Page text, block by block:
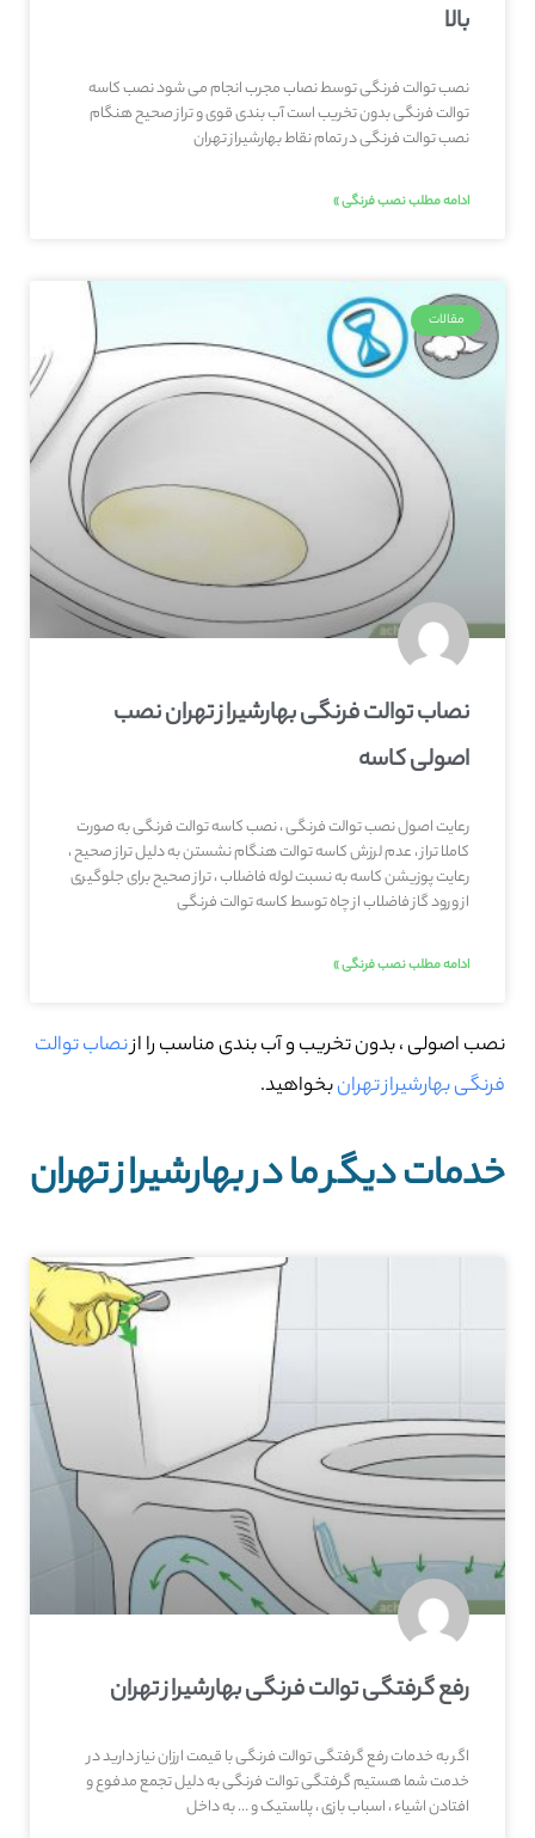
بالا
نصب توالت فرنگی توسط نصاب مجرب انجام می شود نصب کاسه
توالت فرنگی بدون تخریب است آب بندی قوی و تراز صحیح هنگام
نصب توالت فرنگی در تمام نقاط بهارشیراز تهران
ادامه مطلب نصب فرنگی »
مقالات
نصاب توالت فرنگی بهارشیراز تهران نصب
اصولی کاسه
رعایت اصول نصب توالت فرنگی ، نصب کاسه توالت فرنگی به صورت
کاملا تراز ، عدم لرزش کاسه توالت هنگام نشستن به دلیل تراز صحیح ،
رعایت پوزیشن کاسه به نسبت لوله فاضلاب ، تراز صحیح برای جلوگیری
از ورود گاز فاضلاب از چاه توسط کاسه توالت فرنگی
ادامه مطلب نصب فرنگی »
نصب اصولی ، بدون تخریب و آب بندی مناسب را ازنصاب توالت
فرنگی بهارشیراز تهرانبخواهید.
خدمات دیگر ما در بهارشیراز تهران
رفع گرفتگی توالت فرنگی بهارشیراز تهران
اگر به خدمات رفع گرفتگی توالت فرنگی با قیمت ارزان نیاز دارید در
خدمت شما هستیم گرفتگی توالت فرنگی به دلیل تجمع مدفوع و
افتادن اشیاء ، اسباب بازی ، پلاستیک و … به داخل